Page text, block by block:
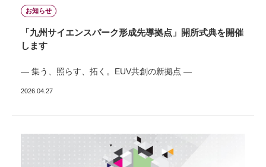
お知らせ
「九州サイエンスパーク形成先導拠点」開所式典を開催
します
― 集う、照らす、拓く。EUV共創の新拠点 ―
2026.04.27